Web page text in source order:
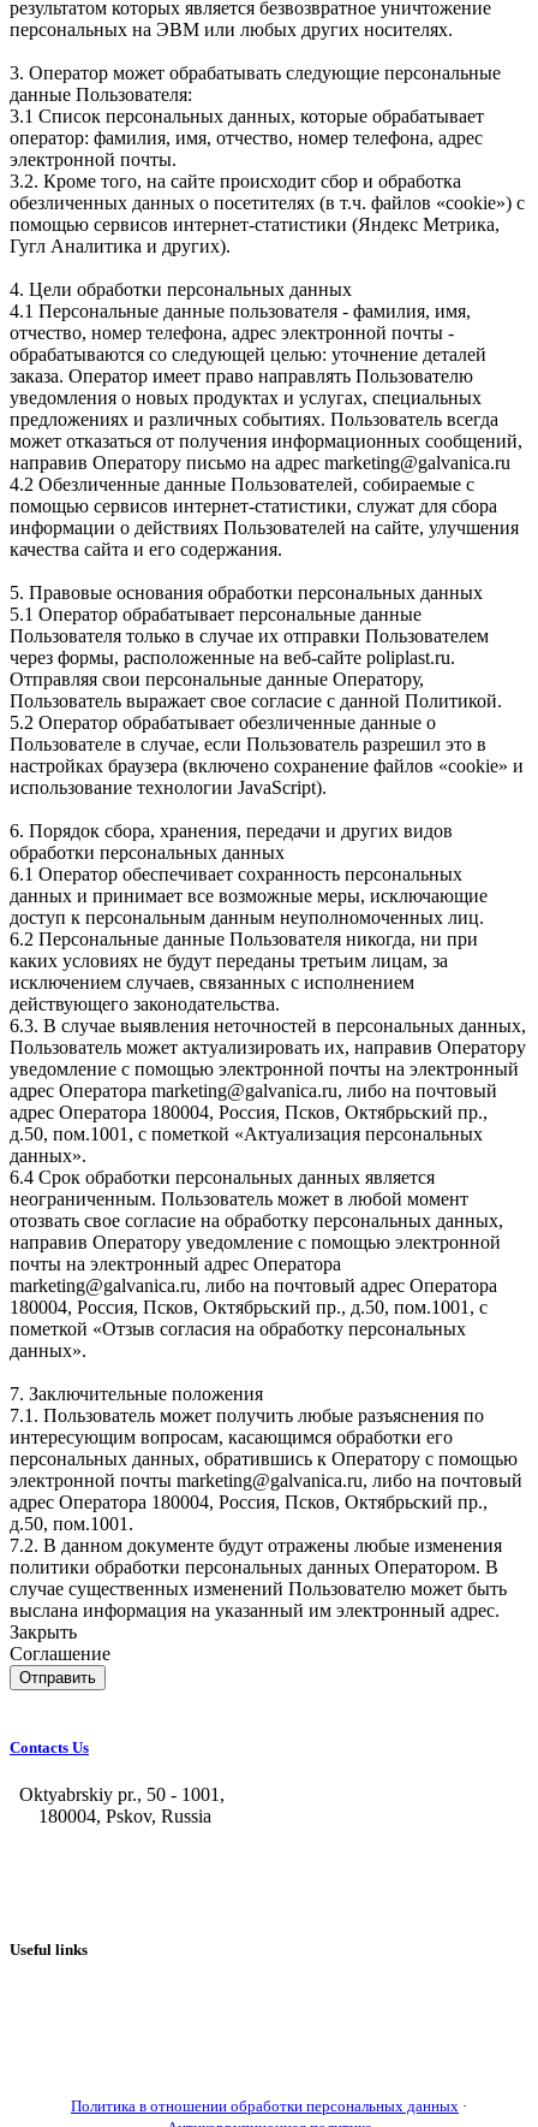
результатом которых является безвозвратное уничтожение
персональных на ЭВМ или любых других носителях.
3. Оператор может обрабатывать следующие персональные
данные Пользователя:
3.1 Список персональных данных, которые обрабатывает
оператор: фамилия, имя, отчество, номер телефона, адрес
электронной почты.
3.2. Кроме того, на сайте происходит сбор и обработка
обезличенных данных о посетителях (в т.ч. файлов «cookie») с
помощью сервисов интернет-статистики (Яндекс Метрика,
Гугл Аналитика и других).
4. Цели обработки персональных данных
4.1 Персональные данные пользователя - фамилия, имя,
отчество, номер телефона, адрес электронной почты -
обрабатываются со следующей целью: уточнение деталей
заказа. Оператор имеет право направлять Пользователю
уведомления о новых продуктах и услугах, специальных
предложениях и различных событиях. Пользователь всегда
может отказаться от получения информационных сообщений,
направив Оператору письмо на адрес marketing@galvanica.ru
4.2 Обезличенные данные Пользователей, собираемые с
помощью сервисов интернет-статистики, служат для сбора
информации о действиях Пользователей на сайте, улучшения
качества сайта и его содержания.
5. Правовые основания обработки персональных данных
5.1 Оператор обрабатывает персональные данные
Пользователя только в случае их отправки Пользователем
через формы, расположенные на веб-сайте poliplast.ru.
Отправляя свои персональные данные Оператору,
Пользователь выражает свое согласие с данной Политикой.
5.2 Оператор обрабатывает обезличенные данные о
Пользователе в случае, если Пользователь разрешил это в
настройках браузера (включено сохранение файлов «cookie» и
использование технологии JavaScript).
6. Порядок сбора, хранения, передачи и других видов
обработки персональных данных
6.1 Оператор обеспечивает сохранность персональных
данных и принимает все возможные меры, исключающие
доступ к персональным данным неуполномоченных лиц.
6.2 Персональные данные Пользователя никогда, ни при
каких условиях не будут переданы третьим лицам, за
исключением случаев, связанных с исполнением
действующего законодательства.
6.3. В случае выявления неточностей в персональных данных,
Пользователь может актуализировать их, направив Оператору
уведомление с помощью электронной почты на электронный
адрес Оператора marketing@galvanica.ru, либо на почтовый
адрес Оператора 180004, Россия, Псков, Октябрьский пр.,
д.50, пом.1001, с пометкой «Актуализация персональных
данных».
6.4 Срок обработки персональных данных является
неограниченным. Пользователь может в любой момент
отозвать свое согласие на обработку персональных данных,
направив Оператору уведомление с помощью электронной
почты на электронный адрес Оператора
marketing@galvanica.ru, либо на почтовый адрес Оператора
180004, Россия, Псков, Октябрьский пр., д.50, пом.1001, с
пометкой «Отзыв согласия на обработку персональных
данных».
7. Заключительные положения
7.1. Пользователь может получить любые разъяснения по
интересующим вопросам, касающимся обработки его
персональных данных, обратившись к Оператору с помощью
электронной почты marketing@galvanica.ru, либо на почтовый
адрес Оператора 180004, Россия, Псков, Октябрьский пр.,
д.50, пом.1001.
7.2. В данном документе будут отражены любые изменения
политики обработки персональных данных Оператором. В
случае существенных изменений Пользователю может быть
выслана информация на указанный им электронный адрес.
Закрыть
Соглашение
Отправить
Contacts Us
Oktyabrskiy pr., 50 - 1001,
180004, Pskov, Russia
Useful links
Политика в отношении обработки персональных данных ·